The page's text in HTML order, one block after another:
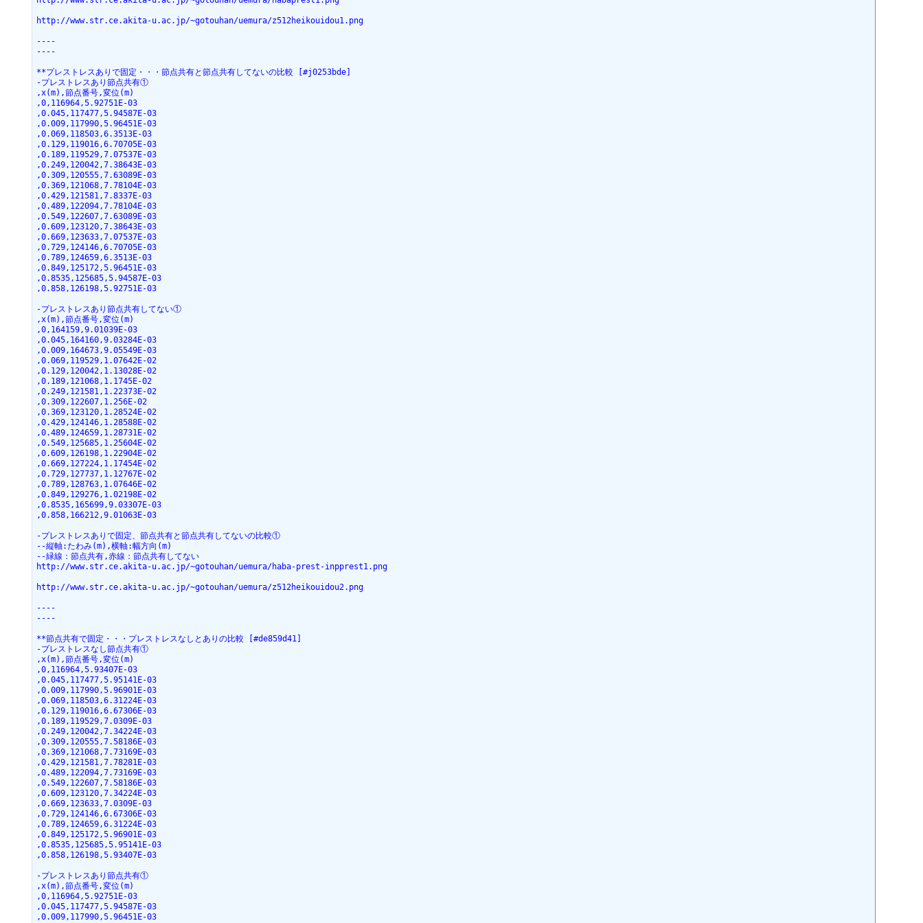
http://www.str.ce.akita-u.ac.jp/~gotouhan/uemura/z512heikouidou1.png
----
----
**プレストレスありで固定・・・節点共有と節点共有してないの比較 [#j0253bde]
-プレストレスあり節点共有①
,x(m),節点番号,変位(m)
,0,116964,5.92751E-03
,0.045,117477,5.94587E-03
,0.009,117990,5.96451E-03
,0.069,118503,6.3513E-03
,0.129,119016,6.70705E-03
,0.189,119529,7.07537E-03
,0.249,120042,7.38643E-03
,0.309,120555,7.63089E-03
,0.369,121068,7.78104E-03
,0.429,121581,7.8337E-03
,0.489,122094,7.78104E-03
,0.549,122607,7.63089E-03
,0.609,123120,7.38643E-03
,0.669,123633,7.07537E-03
,0.729,124146,6.70705E-03
,0.789,124659,6.3513E-03
,0.849,125172,5.96451E-03
,0.8535,125685,5.94587E-03
,0.858,126198,5.92751E-03
-プレストレスあり節点共有してない①
,x(m),節点番号,変位(m)
,0,164159,9.01039E-03
,0.045,164160,9.03284E-03
,0.009,164673,9.05549E-03
,0.069,119529,1.07642E-02
,0.129,120042,1.13028E-02
,0.189,121068,1.1745E-02
,0.249,121581,1.22373E-02
,0.309,122607,1.256E-02
,0.369,123120,1.28524E-02
,0.429,124146,1.28588E-02
,0.489,124659,1.28731E-02
,0.549,125685,1.25604E-02
,0.609,126198,1.22904E-02
,0.669,127224,1.17454E-02
,0.729,127737,1.12767E-02
,0.789,128763,1.07646E-02
,0.849,129276,1.02198E-02
,0.8535,165699,9.03307E-03
,0.858,166212,9.01063E-03
-プレストレスありで固定、節点共有と節点共有してないの比較①
--縦軸:たわみ(m),横軸:幅方向(m)
--緑線：節点共有,赤線：節点共有してない
http://www.str.ce.akita-u.ac.jp/~gotouhan/uemura/haba-prest-inpprest1.png
http://www.str.ce.akita-u.ac.jp/~gotouhan/uemura/z512heikouidou2.png
----
----
**節点共有で固定・・・プレストレスなしとありの比較 [#de859d41]
-プレストレスなし節点共有①
,x(m),節点番号,変位(m)
,0,116964,5.93407E-03
,0.045,117477,5.95141E-03
,0.009,117990,5.96901E-03
,0.069,118503,6.31224E-03
,0.129,119016,6.67306E-03
,0.189,119529,7.0309E-03
,0.249,120042,7.34224E-03
,0.309,120555,7.58186E-03
,0.369,121068,7.73169E-03
,0.429,121581,7.78281E-03
,0.489,122094,7.73169E-03
,0.549,122607,7.58186E-03
,0.609,123120,7.34224E-03
,0.669,123633,7.0309E-03
,0.729,124146,6.67306E-03
,0.789,124659,6.31224E-03
,0.849,125172,5.96901E-03
,0.8535,125685,5.95141E-03
,0.858,126198,5.93407E-03
-プレストレスあり節点共有①
,x(m),節点番号,変位(m)
,0,116964,5.92751E-03
,0.045,117477,5.94587E-03
,0.009,117990,5.96451E-03